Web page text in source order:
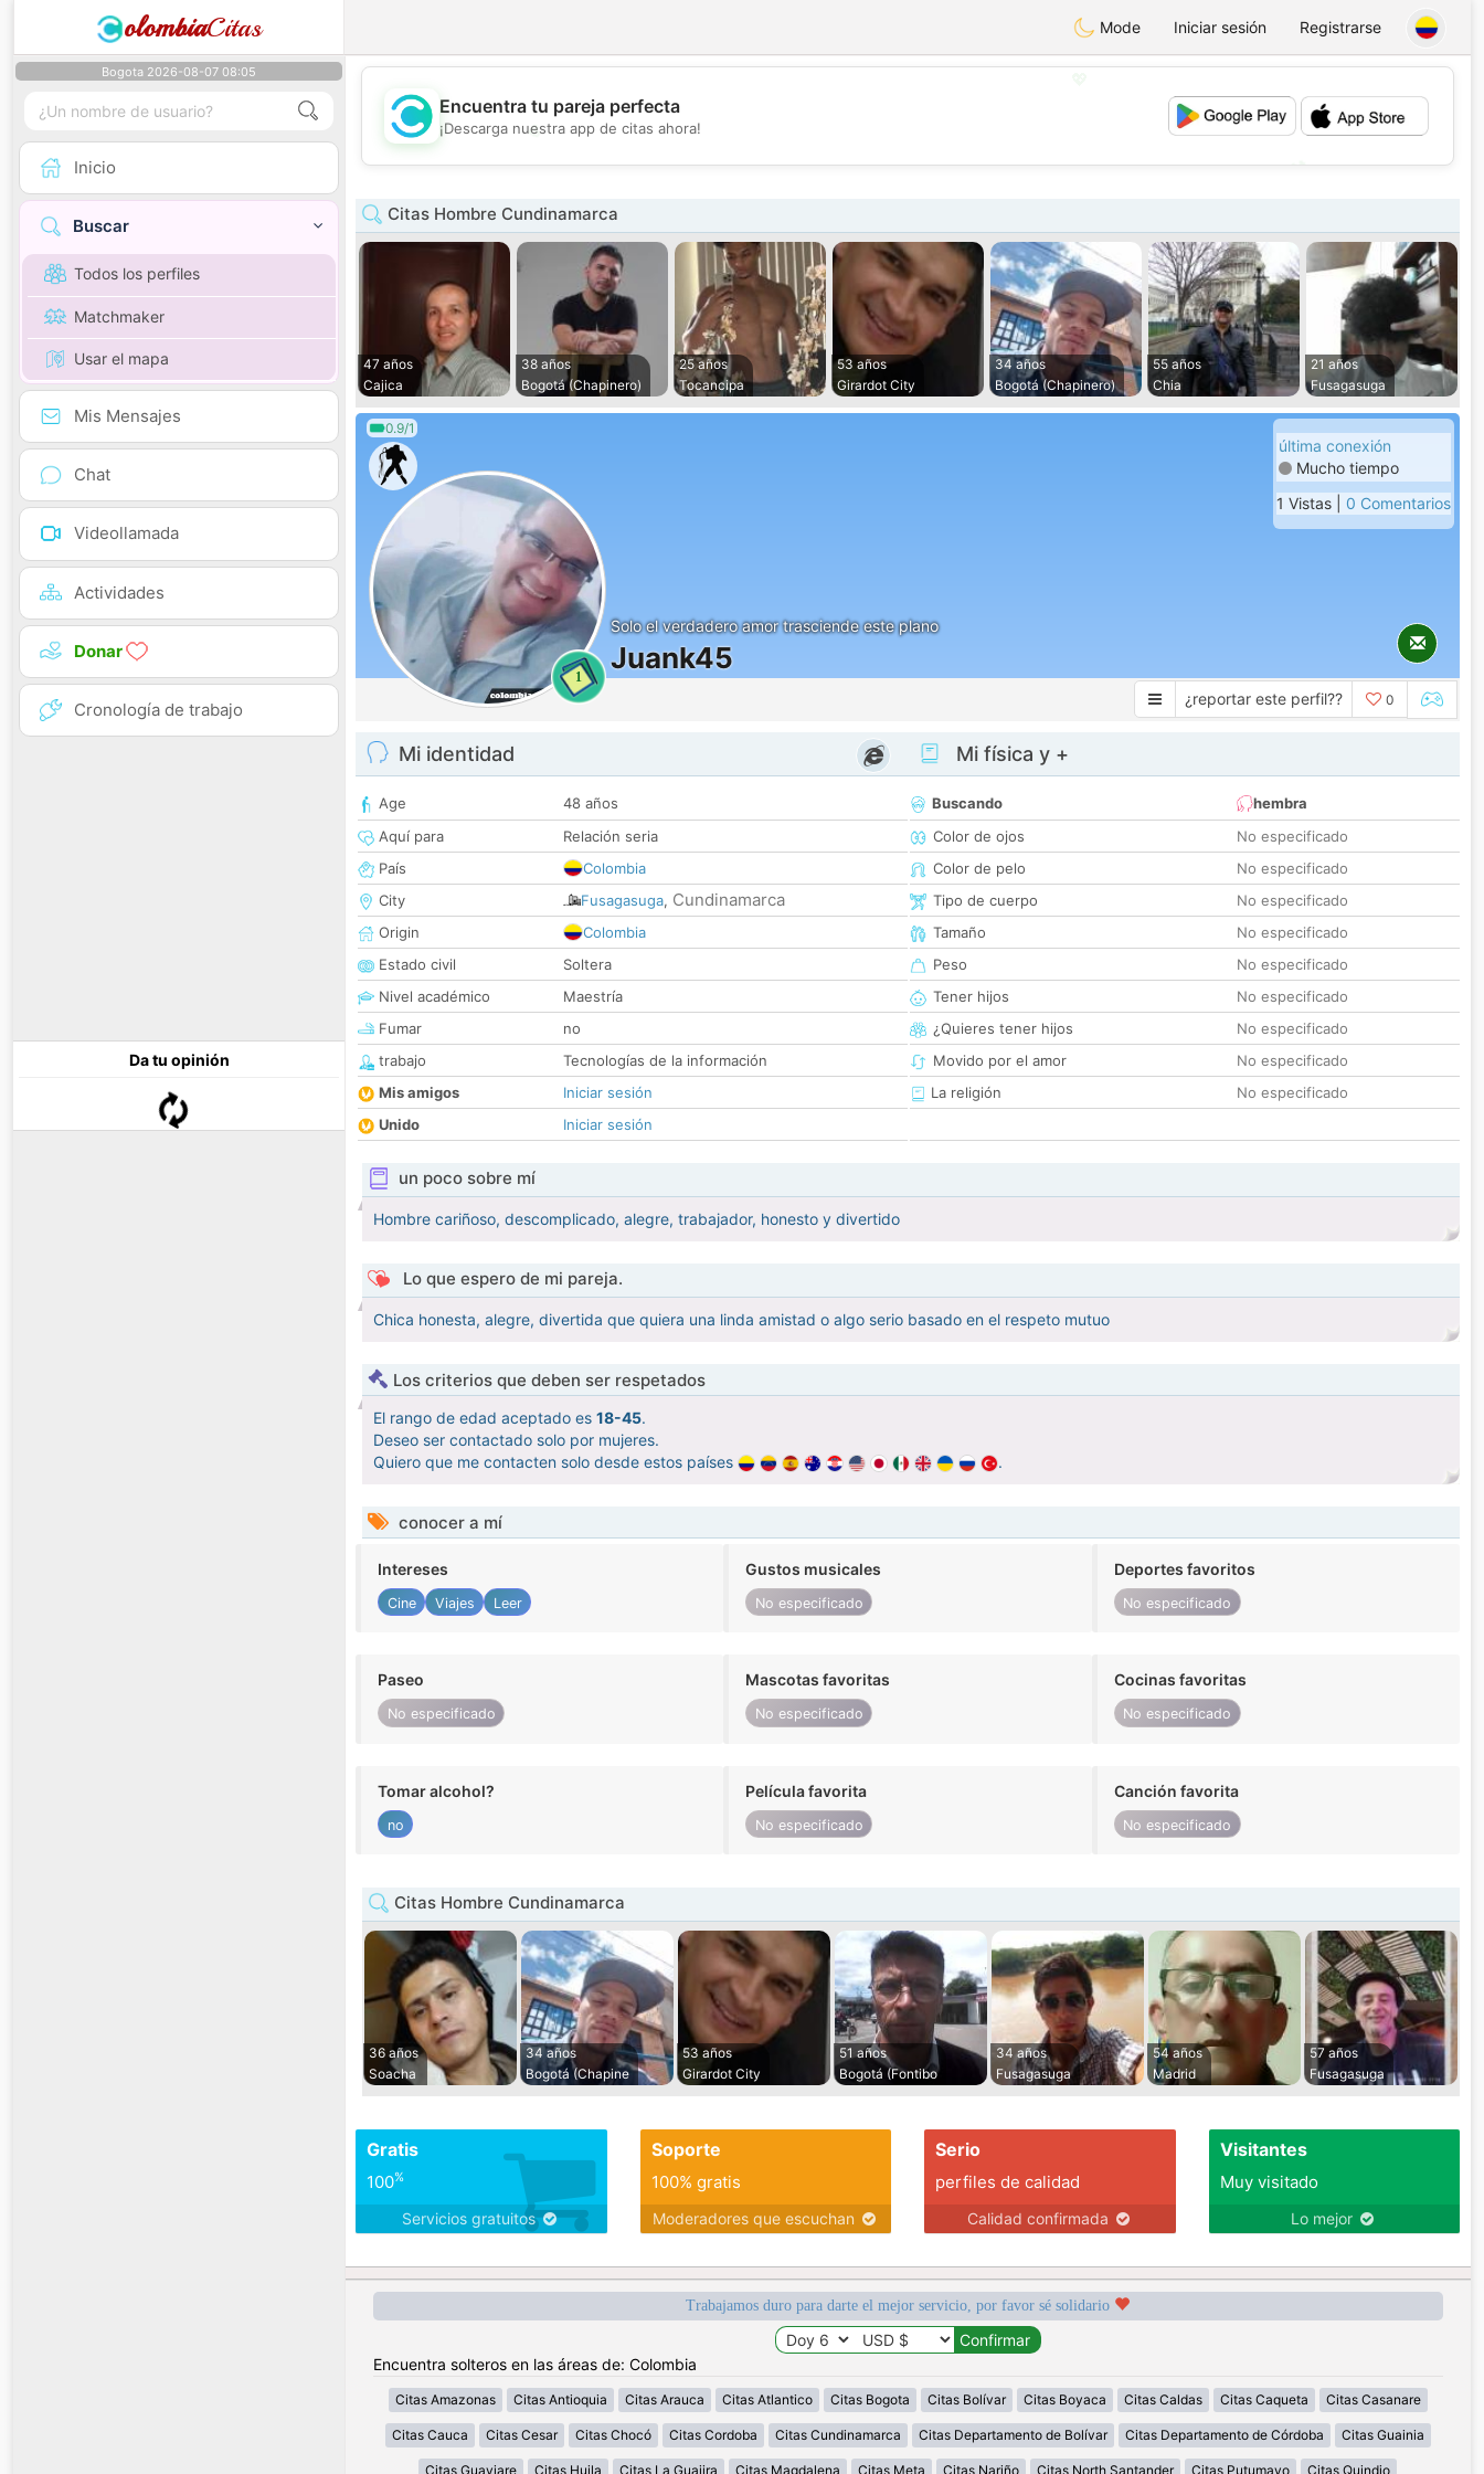
olombiaCitas Mode Iniciar sesión Registrarse
Bogota 2026-08-07 08:05
Inicio
Buscar
Todos los perfiles
Matchmaker
Usar el mapa
Mis Mensajes
Chat
Videollamada
Actividades
Donar
Cronología de trabajo
Da tu opinión
💕
Encuentra tu pareja perfecta
¡Descarga nuestra app de citas ahora!
Citas Hombre Cundinamarca
47 años
Cajica
38 años
Bogotá (Chapinero)
25 años
Tocancipa
53 años
Girardot City
34 años
Bogotá (Chapinero)
55 años
Chia
21 años
Fusagasuga
0.9/1
1
Solo el verdadero amor trasciende este plano
Juank45
última conexión
Mucho tiempo
1 Vistas | 0 Comentarios
¿reportar este perfil?? 0
Mi identidad
Age
48 años
Aquí para
Relación seria
País
Colombia
City
Fusagasuga, Cundinamarca
Origin
Colombia
Estado civil
Soltera
Nivel académico
Maestría
Fumar
no
trabajo
Tecnologías de la información
Mis amigos
Iniciar sesión
Unido
Iniciar sesión
Mi física y +
Buscando
hembra
Color de ojos
No especificado
Color de pelo
No especificado
Tipo de cuerpo
No especificado
Tamaño
No especificado
Peso
No especificado
Tener hijos
No especificado
¿Quieres tener hijos
No especificado
Movido por el amor
No especificado
La religión
No especificado
un poco sobre mí
Hombre cariñoso, descomplicado, alegre, trabajador, honesto y divertido
Lo que espero de mi pareja.
Chica honesta, alegre, divertida que quiera una linda amistad o algo serio basado en el respeto mutuo
Los criterios que deben ser respetados
El rango de edad aceptado es 18-45.
Deseo ser contactado solo por mujeres.
Quiero que me contacten solo desde estos países
.
conocer a mí
Intereses
Cine Viajes Leer
Gustos musicales
No especificado
Deportes favoritos
No especificado
Paseo
No especificado
Mascotas favoritas
No especificado
Cocinas favoritas
No especificado
Tomar alcohol?
no
Película favorita
No especificado
Canción favorita
No especificado
Citas Hombre Cundinamarca
36 años
Soacha
34 años
Bogotá (Chapine
53 años
Girardot City
51 años
Bogotá (Fontibo
34 años
Fusagasuga
54 años
Madrid
57 años
Fusagasuga
Gratis
100%
Servicios gratuitos
Soporte
100% gratis
Moderadores que escuchan
Serio
perfiles de calidad
Calidad confirmada
Visitantes
Muy visitado
Lo mejor
Trabajamos duro para darte el mejor servicio, por favor sé solidario
Encuentra solteros en las áreas de: Colombia
Citas Amazonas Citas Antioquia Citas Arauca Citas Atlantico Citas Bogota Citas Bolívar Citas Boyaca Citas Caldas Citas Caqueta Citas Casanare
Citas Cauca Citas Cesar Citas Chocó Citas Cordoba Citas Cundinamarca Citas Departamento de Bolívar Citas Departamento de Córdoba Citas Guainia
Citas Guaviare Citas Huila Citas La Guajira Citas Magdalena Citas Meta Citas Nariño Citas North Santander Citas Putumayo Citas Quindio